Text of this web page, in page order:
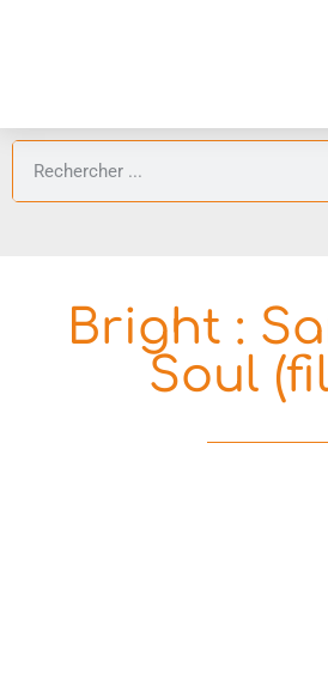
Bright :
Soul